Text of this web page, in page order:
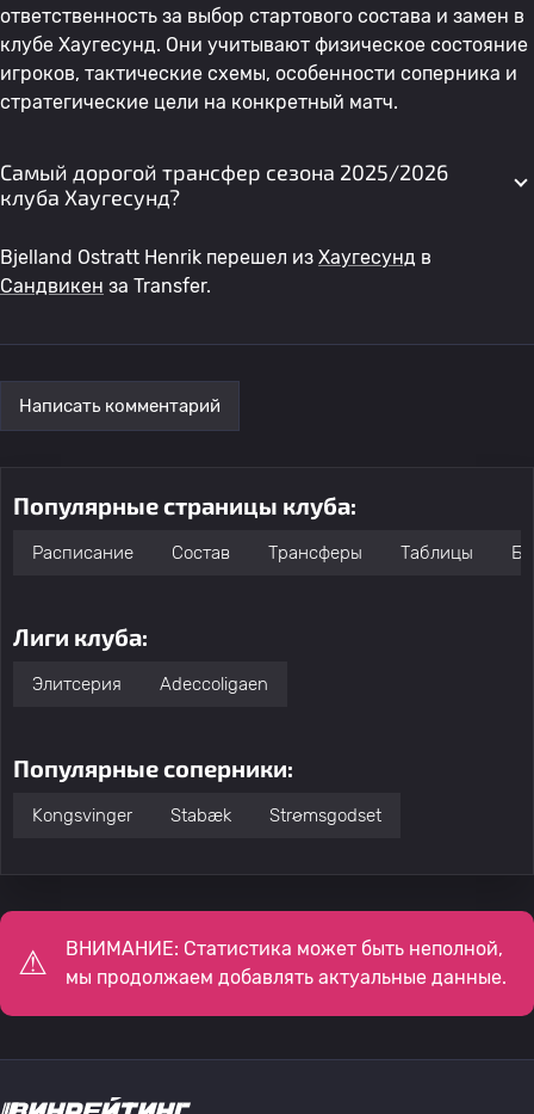
ответственность за выбор стартового состава и замен в
клубе Хаугесунд. Они учитывают физическое состояние
игроков, тактические схемы, особенности соперника и
стратегические цели на конкретный матч.
Самый дорогой трансфер сезона 2025/2026
клуба Хаугесунд?
Bjelland Ostratt Henrik перешел из Хаугесунд в
Сандвикен за Transfer.
Написать комментарий
Популярные страницы клуба:
Расписание Состав Трансферы Таблицы
Лиги клуба:
Элитсерия Adeccoligaen
Популярные соперники:
Kongsvinger Stabæk Strømsgodset
ВНИМАНИЕ: Статистика может быть неполной,
мы продолжаем добавлять актуальные данные.